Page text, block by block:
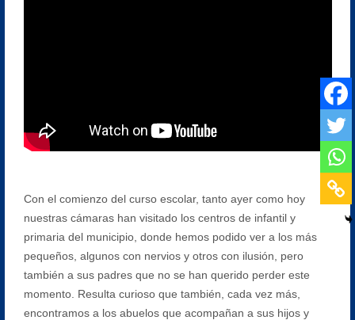
Con el comienzo del curso escolar, tanto ayer como hoy
nuestras cámaras han visitado los centros de infantil y
primaria del municipio, donde hemos podido ver a los más
pequeños, algunos con nervios y otros con ilusión, pero
también a sus padres que no se han querido perder este
momento. Resulta curioso que también, cada vez más,
encontramos a los abuelos que acompañan a sus hijos y